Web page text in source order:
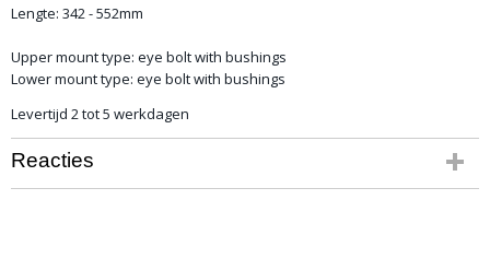
Lengte: 342 - 552mm
Upper mount type: eye bolt with bushings
Lower mount type: eye bolt with bushings
Levertijd 2 tot 5 werkdagen
Reacties